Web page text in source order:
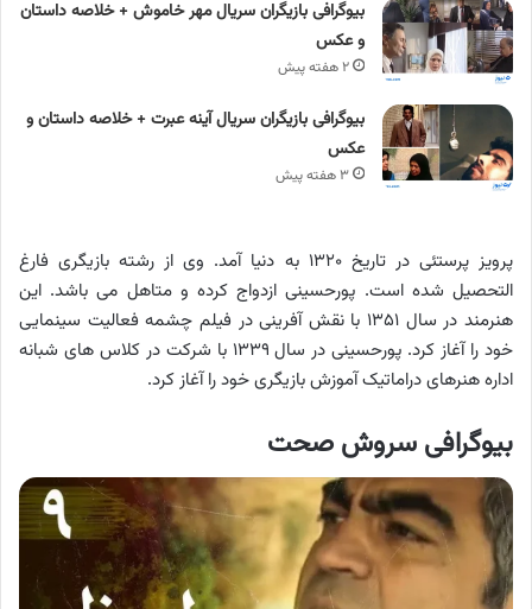
بیوگرافی بازیگران سریال مهر خاموش + خلاصه داستان
و عکس
۲ هفته پیش
بیوگرافی بازیگران سریال آینه عبرت + خلاصه داستان و
عکس
۳ هفته پیش
پرویز پرستئی در تاریخ ۱۳۲۰ به دنیا آمد. وی از رشته بازیگری فارغ
التحصیل شده است. پورحسینی ازدواج کرده و متاهل می باشد. این
هنرمند در سال ۱۳۵۱ با نقش آفرینی در فیلم چشمه فعالیت سینمایی
خود را آغاز کرد. پورحسینی در سال ۱۳۳۹ با شرکت در کلاس های شبانه
اداره هنرهای دراماتیک آموزش بازیگری خود را آغاز کرد.
بیوگرافی سروش صحت